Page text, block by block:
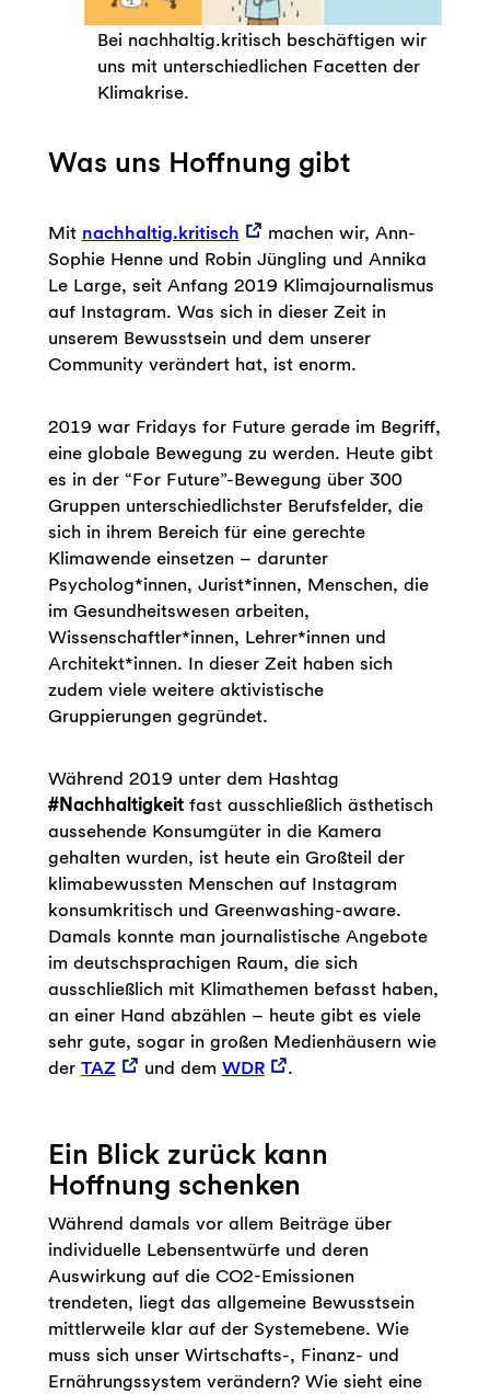
Bei nachhaltig.kritisch beschäftigen wir
uns mit unterschiedlichen Facetten der
Klimakrise.
Was uns Hoffnung gibt
Mit nachhaltig.kritisch
machen wir, Ann-
Sophie Henne und Robin Jüngling und Annika
Le Large, seit Anfang 2019 Klimajournalismus
auf Instagram. Was sich in dieser Zeit in
unserem Bewusstsein und dem unserer
Community verändert hat, ist enorm.
2019 war Fridays for Future gerade im Begriff,
eine globale Bewegung zu werden. Heute gibt
es in der “For Future”-Bewegung über 300
Gruppen unterschiedlichster Berufsfelder, die
sich in ihrem Bereich für eine gerechte
Klimawende einsetzen – darunter
Psycholog*innen, Jurist*innen, Menschen, die
im Gesundheitswesen arbeiten,
Wissenschaftler*innen, Lehrer*innen und
Architekt*innen. In dieser Zeit haben sich
zudem viele weitere aktivistische
Gruppierungen gegründet.
Während 2019 unter dem Hashtag
#Nachhaltigkeitfast ausschließlich ästhetisch
aussehende Konsumgüter in die Kamera
gehalten wurden, ist heute ein Großteil der
klimabewussten Menschen auf Instagram
konsumkritisch und Greenwashing-aware.
Damals konnte man journalistische Angebote
im deutschsprachigen Raum, die sich
ausschließlich mit Klimathemen befasst haben,
an einer Hand abzählen – heute gibt es viele
sehr gute, sogar in großen Medienhäusern wie
der TAZ und dem WDR .
Ein Blick zurück kann
Hoffnung schenken
Während damals vor allem Beiträge über
individuelle Lebensentwürfe und deren
Auswirkung auf die CO2-Emissionen
trendeten, liegt das allgemeine Bewusstsein
mittlerweile klar auf der Systemebene. Wie
muss sich unser Wirtschafts-, Finanz- und
Ernährungssystem verändern? Wie sieht eine